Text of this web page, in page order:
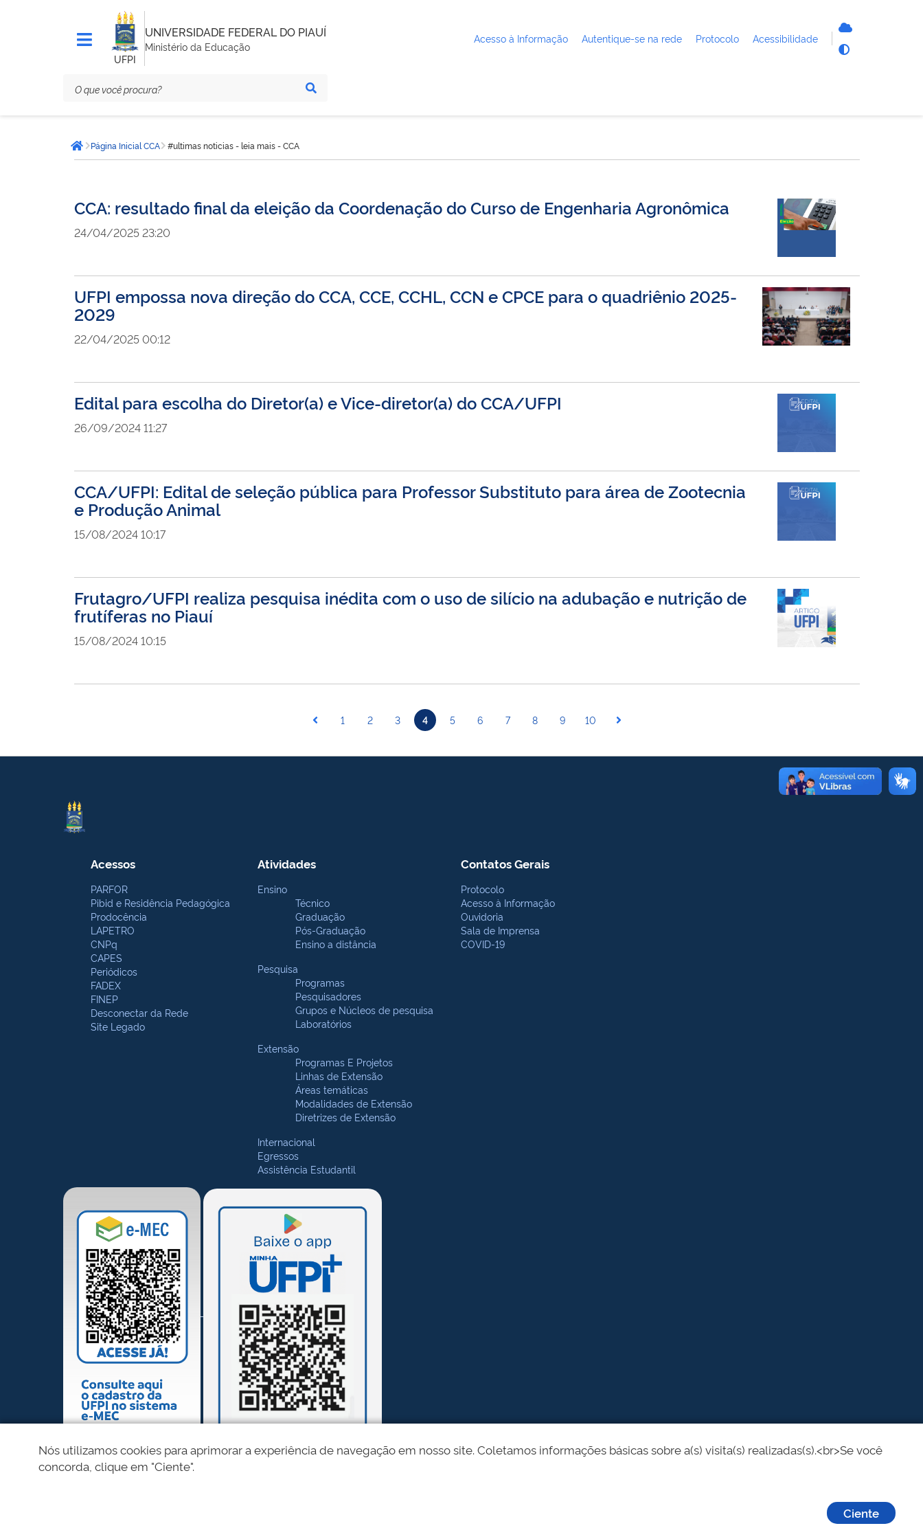
UFPI
UNIVERSIDADE FEDERAL DO PIAUÍ
Ministério da Educação
Acesso à Informação Autentique-se na rede Protocolo Acessibilidade
está
aqui:Página inicial
Página Inicial CCA #ultimas noticias - leia mais - CCA
CCA: resultado final da eleição da Coordenação do Curso de Engenharia Agronômica
24/04/2025 23:20
UFPI empossa nova direção do CCA, CCE, CCHL, CCN e CPCE para o quadriênio 2025-
2029
22/04/2025 00:12
Edital para escolha do Diretor(a) e Vice-diretor(a) do CCA/UFPI
26/09/2024 11:27
CCA/UFPI: Edital de seleção pública para Professor Substituto para área de Zootecnia
e Produção Animal
15/08/2024 10:17
Frutagro/UFPI realiza pesquisa inédita com o uso de silício na adubação e nutrição de
frutíferas no Piauí
15/08/2024 10:15
1 2 3 4 5 6 7 8 9 10
Acessos
PARFOR
Pibid e Residência Pedagógica
Prodocência
LAPETRO
CNPq
CAPES
Periódicos
FADEX
FINEP
Desconectar da Rede
Site Legado
Atividades
Ensino
Técnico
Graduação
Pós-Graduação
Ensino a distância
Pesquisa
Programas
Pesquisadores
Grupos e Núcleos de pesquisa
Laboratórios
Extensão
Programas E Projetos
Linhas de Extensão
Áreas temáticas
Modalidades de Extensão
Diretrizes de Extensão
Internacional
Egressos
Assistência Estudantil
Contatos Gerais
Protocolo
Acesso à Informação
Ouvidoria
Sala de Imprensa
COVID-19
Nós utilizamos cookies para aprimorar a experiência de navegação em nosso site. Coletamos informações básicas sobre a(s) visita(s) realizadas(s).<br>Se você
concorda, clique em "Ciente".
Ciente